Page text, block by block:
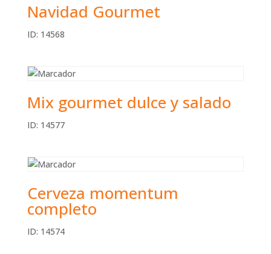
Navidad Gourmet
ID: 14568
Mix gourmet dulce y salado
ID: 14577
Cerveza momentum
completo
ID: 14574